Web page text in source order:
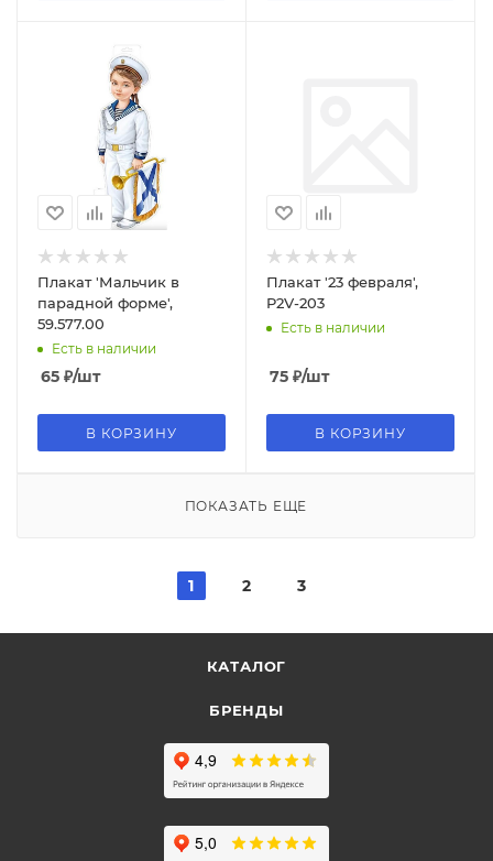
Плакат 'Мальчик в
парадной форме',
59.577.00
Есть в наличии
65 ₽/шт
В КОРЗИНУ
Плакат '23 февраля',
P2V-203
Есть в наличии
75 ₽/шт
В КОРЗИНУ
ПОКАЗАТЬ ЕЩЕ
1 2 3
КАТАЛОГ
БРЕНДЫ